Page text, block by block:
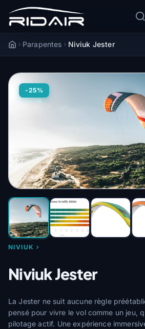
AccueilParapentes Niviuk Jester
-25%
NIVIUK
Niviuk Jester
La Jester ne suit aucune règle
pensé pour vivre le vol comme un jeu,
pilotage actif. Une expérience